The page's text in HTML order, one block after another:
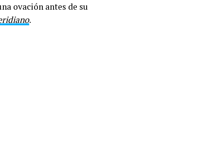
ovación antes de su
.